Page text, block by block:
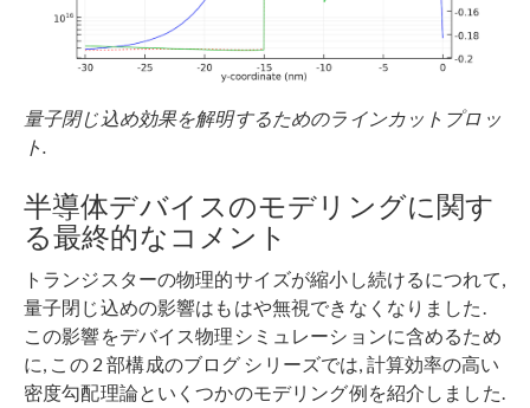
量子閉じ込め効果を解明するためのラインカットプロッ
ト.
半導体デバイスのモデリングに関す
る最終的なコメント
トランジスターの物理的サイズが縮小し続けるにつれて,
量子閉じ込めの影響はもはや無視できなくなりました.
この影響をデバイス物理シミュレーションに含めるため
に, この 2 部構成のブログ シリーズでは, 計算効率の高い
密度勾配理論といくつかのモデリング例を紹介しました.